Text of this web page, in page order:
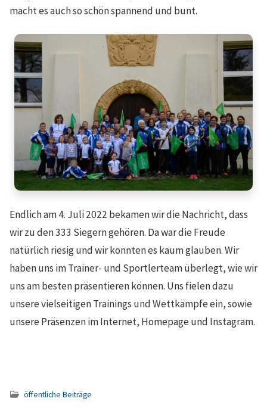
macht es auch so schön spannend und bunt.
Endlich am 4. Juli 2022 bekamen wir die Nachricht, dass
wir zu den 333 Siegern gehören. Da war die Freude
natürlich riesig und wir konnten es kaum glauben. Wir
haben uns im Trainer- und Sportlerteam überlegt, wie wir
uns am besten präsentieren können. Uns fielen dazu
unsere vielseitigen Trainings und Wettkämpfe ein, sowie
unsere Präsenzen im Internet, Homepage und Instagram.
öffentliche Beiträge